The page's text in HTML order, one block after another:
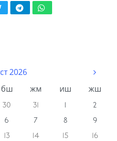
ТелеграмWhatsapp
2026
бш жм иш жш
30 31
2
6 7 8
9
13 14 15 16